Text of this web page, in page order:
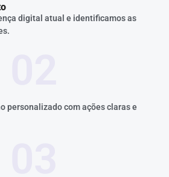
digital atual e identificamos as
personalizado com ações claras e